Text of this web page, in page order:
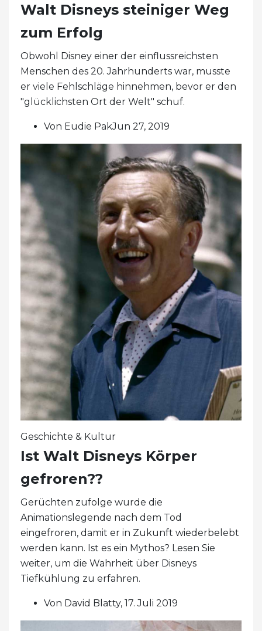
Walt Disneys steiniger Weg
zum Erfolg
Obwohl Disney einer der einflussreichsten
Menschen des 20. Jahrhunderts war, musste
er viele Fehlschläge hinnehmen, bevor er den
"glücklichsten Ort der Welt" schuf.
Von Eudie PakJun 27, 2019
Geschichte & Kultur
Ist Walt Disneys Körper
gefroren??
Gerüchten zufolge wurde die
Animationslegende nach dem Tod
eingefroren, damit er in Zukunft wiederbelebt
werden kann. Ist es ein Mythos? Lesen Sie
weiter, um die Wahrheit über Disneys
Tiefkühlung zu erfahren.
Von David Blatty, 17. Juli 2019